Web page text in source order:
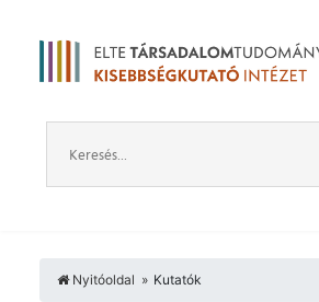
Nyitóoldal Kutatók